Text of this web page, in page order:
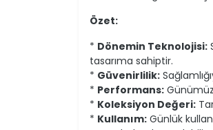
Özet:
* Dönemin Teknolojisi:
tasarıma sahiptir.
* Güvenirlilik:
* Performans: Günümüz
* Koleksiyon Değeri:
* Kullanım: Günlük